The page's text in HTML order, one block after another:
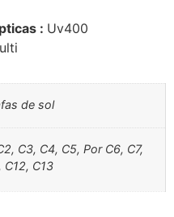
: Uv400
de sol
C3, C4, C5, Por C6, C7,
C12, C13